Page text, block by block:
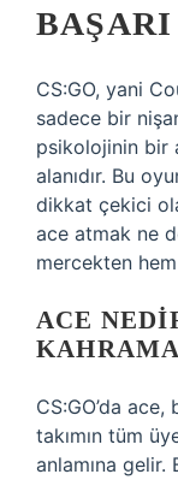
CS:GO, yani
sadece bir
psikolojinin bir
alanıdır. Bu
dikkat çekici
ace atmak ne
mercekten
ACE
CS:GO’da
takımın tüm
anlamına gelir.